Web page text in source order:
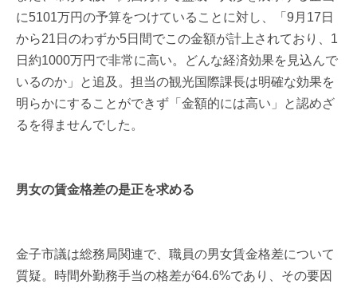
に5101万円の予算をつけていることに対し、「9月17日
から21日のわずか5日間でこの金額が計上されており、1
日約1000万円で非常に高い。どんな経済効果を見込んで
いるのか」と追及。担当の観光国際課長は明確な効果を
明らかにすることができず「金額的には高い」と認めざ
るを得ませんでした。
男女の賃金格差の是正を求める
金子市議は総務局関連で、職員の男女賃金格差について
質疑。時間外勤務手当の格差が64.6%であり、その要因